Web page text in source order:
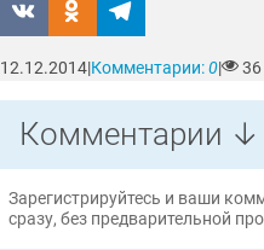
12.12.2014|Комментарии:0| 36
Комментарии ↓
Зарегистрируйтесь и ваши
сразу, без предварительной